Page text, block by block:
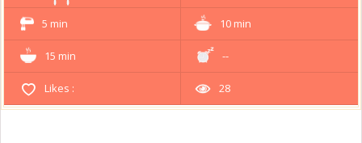
5 min 10 min
15 min --
Likes : 28